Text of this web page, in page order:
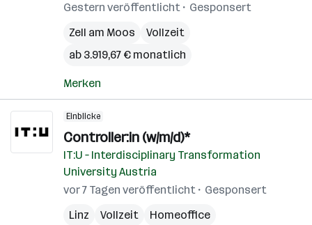
Gestern veröffentlicht
Gesponsert
Zell am Moos
Vollzeit
ab 3.919,67 € monatlich
Merken
Einblicke
Controller:in (w/m/d)*
IT:U – Interdisciplinary Transformation
University Austria
vor 7 Tagen veröffentlicht
Gesponsert
Linz
Vollzeit
Homeoffice